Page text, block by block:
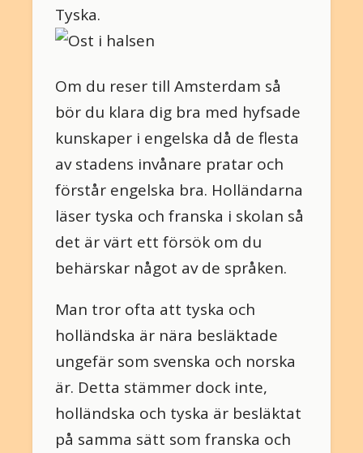
Tyska.
Om du reser till Amsterdam så
bör du klara dig bra med hyfsade
kunskaper i engelska då de flesta
av stadens invånare pratar och
förstår engelska bra. Holländarna
läser tyska och franska i skolan så
det är värt ett försök om du
behärskar något av de språken.
Man tror ofta att tyska och
holländska är nära besläktade
ungefär som svenska och norska
är. Detta stämmer dock inte,
holländska och tyska är besläktat
på samma sätt som franska och